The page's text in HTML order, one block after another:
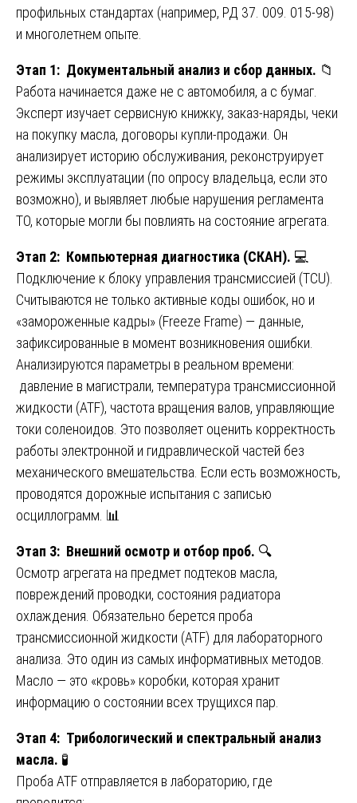
профильных стандартах (например, РД 37. 009. 015-98)
и многолетнем опыте.
Этап 1: Документальный анализ и сбор данных. 📁
Работа начинается даже не с автомобиля, а с бумаг.
Эксперт изучает сервисную книжку, заказ-наряды, чеки
на покупку масла, договоры купли-продажи. Он
анализирует историю обслуживания, реконструирует
режимы эксплуатации (по опросу владельца, если это
возможно), и выявляет любые нарушения регламента
ТО, которые могли бы повлиять на состояние агрегата.
Этап 2: Компьютерная диагностика (СКАН). 💻
Подключение к блоку управления трансмиссией (TCU).
Считываются не только активные коды ошибок, но и
«замороженные кадры» (Freeze Frame) — данные,
зафиксированные в момент возникновения ошибки.
Анализируются параметры в реальном времени:
давление в магистрали, температура трансмиссионной
жидкости (ATF), частота вращения валов, управляющие
токи соленоидов. Это позволяет оценить корректность
работы электронной и гидравлической частей без
механического вмешательства. Если есть возможность,
проводятся дорожные испытания с записью
осциллограмм. 📊
Этап 3: Внешний осмотр и отбор проб. 🔍
Осмотр агрегата на предмет подтеков масла,
повреждений проводки, состояния радиатора
охлаждения. Обязательно берется проба
трансмиссионной жидкости (ATF) для лабораторного
анализа. Это один из самых информативных методов.
Масло — это «кровь» коробки, которая хранит
информацию о состоянии всех трущихся пар.
Этап 4: Трибологический и спектральный анализ
масла. 🧪
Проба ATF отправляется в лабораторию, где